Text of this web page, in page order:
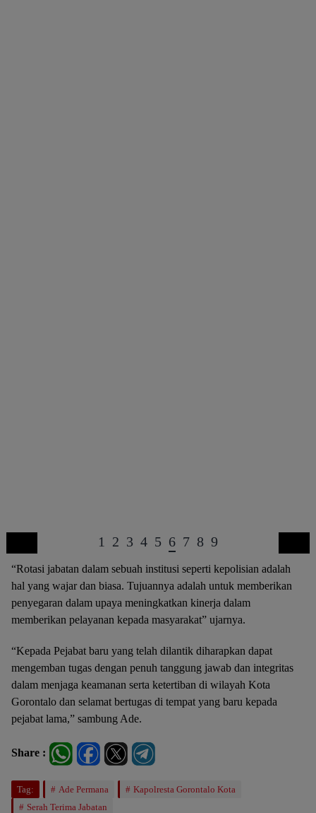
1 2 3 4 5 6 7 8 9
“Rotasi jabatan dalam sebuah institusi seperti kepolisian adalah
hal yang wajar dan biasa. Tujuannya adalah untuk memberikan
penyegaran dalam upaya meningkatkan kinerja dalam
memberikan pelayanan kepada masyarakat” ujarnya.
“Kepada Pejabat baru yang telah dilantik diharapkan dapat
mengemban tugas dengan penuh tanggung jawab dan integritas
dalam menjaga keamanan serta ketertiban di wilayah Kota
Gorontalo dan selamat bertugas di tempat yang baru kepada
pejabat lama,” sambung Ade.
Share :
Tag: Ade Permana
Kapolresta Gorontalo Kota
Serah Terima Jabatan